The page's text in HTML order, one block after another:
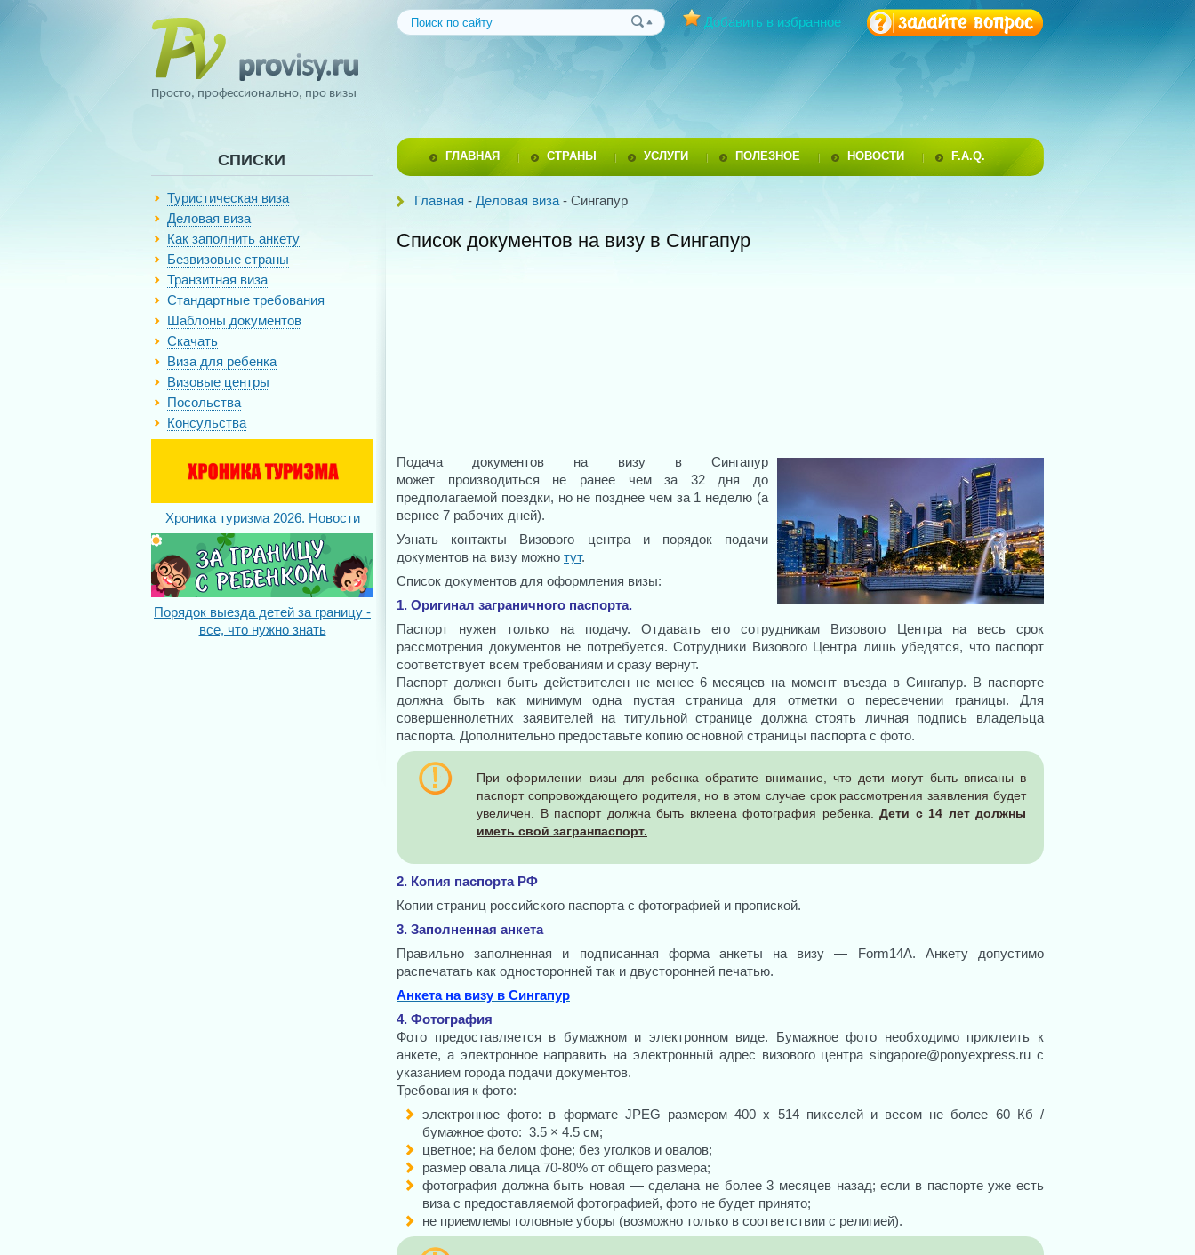
Просто, профессионально, про визы
Добавить в избранное
СПИСКИ
Туристическая виза
Деловая виза
Как заполнить анкету
Безвизовые страны
Транзитная виза
Стандартные требования
Шаблоны документов
Скачать
Виза для ребенка
Визовые центры
Посольства
Консульства
Хроника туризма 2026. Новости
Порядок выезда детей за границу -
все, что нужно знать
ГЛАВНАЯ СТРАНЫ УСЛУГИ ПОЛЕЗНОЕ НОВОСТИ F.A.Q.
Главная - Деловая виза - Сингапур
Список документов на визу в Сингапур
Подача документов на визу в Сингапур
может производиться не ранее чем за 32 дня до
предполагаемой поездки, но не позднее чем за 1 неделю (а
вернее 7 рабочих дней).
Узнать контакты Визового центра и порядок подачи
документов на визу можно тут.
Список документов для оформления визы:
1. Оригинал заграничного паспорта.
Паспорт нужен только на подачу. Отдавать его сотрудникам Визового Центра на весь срок
рассмотрения документов не потребуется. Сотрудники Визового Центра лишь убедятся, что паспорт
соответствует всем требованиям и сразу вернут.
Паспорт должен быть действителен не менее 6 месяцев на момент въезда в Сингапур. В паспорте
должна быть как минимум одна пустая страница для отметки о пересечении границы. Для
совершеннолетних заявителей на титульной странице должна стоять личная подпись владельца
паспорта. Дополнительно предоставьте копию основной страницы паспорта с фото.
При оформлении визы для ребенка обратите внимание, что дети могут быть вписаны в
паспорт сопровождающего родителя, но в этом случае срок рассмотрения заявления будет
увеличен. В паспорт должна быть вклеена фотография ребенка. Дети с 14 лет должны
иметь свой загранпаспорт.
2. Копия паспорта РФ
Копии страниц российского паспорта с фотографией и пропиской.
3. Заполненная анкета
Правильно заполненная и подписанная форма анкеты на визу — Form14A. Анкету допустимо
распечатать как односторонней так и двусторонней печатью.
Анкета на визу в Сингапур
4. Фотография
Фото предоставляется в бумажном и электронном виде. Бумажное фото необходимо приклеить к
анкете, а электронное направить на электронный адрес визового центра singapore@ponyexpress.ru с
указанием города подачи документов.
Требования к фото:
электронное фото: в формате JPEG размером 400 х 514 пикселей и весом не более 60 Кб /
бумажное фото: 3.5 × 4.5 см;
цветное; на белом фоне; без уголков и овалов;
размер овала лица 70-80% от общего размера;
фотография должна быть новая — сделана не более 3 месяцев назад; если в паспорте уже есть
виза с предоставляемой фотографией, фото не будет принято;
не приемлемы головные уборы (возможно только в соответствии с религией).